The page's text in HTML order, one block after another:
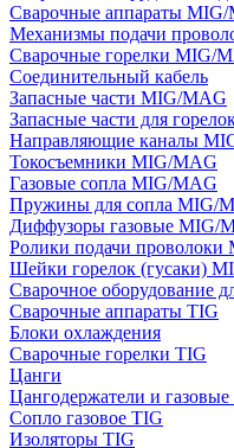
Сварочные аппараты
Механизмы подачи
Сварочные горелки MIG/
Соединительный кабель
Запасные части MIG/MAG
Запасные части для
Направляющие каналы
Токосъемники MIG/MAG
Газовые сопла MIG/MAG
Пружины для сопла MIG/
Диффузоры газовые MIG/
Ролики подачи проволоки
Шейки горелок (гусаки)
Сварочное оборудование
Сварочные аппараты TIG
Блоки охлаждения
Сварочные горелки TIG
Цанги
Цангодержатели и
Сопло газовое TIG
Изоляторы TIG